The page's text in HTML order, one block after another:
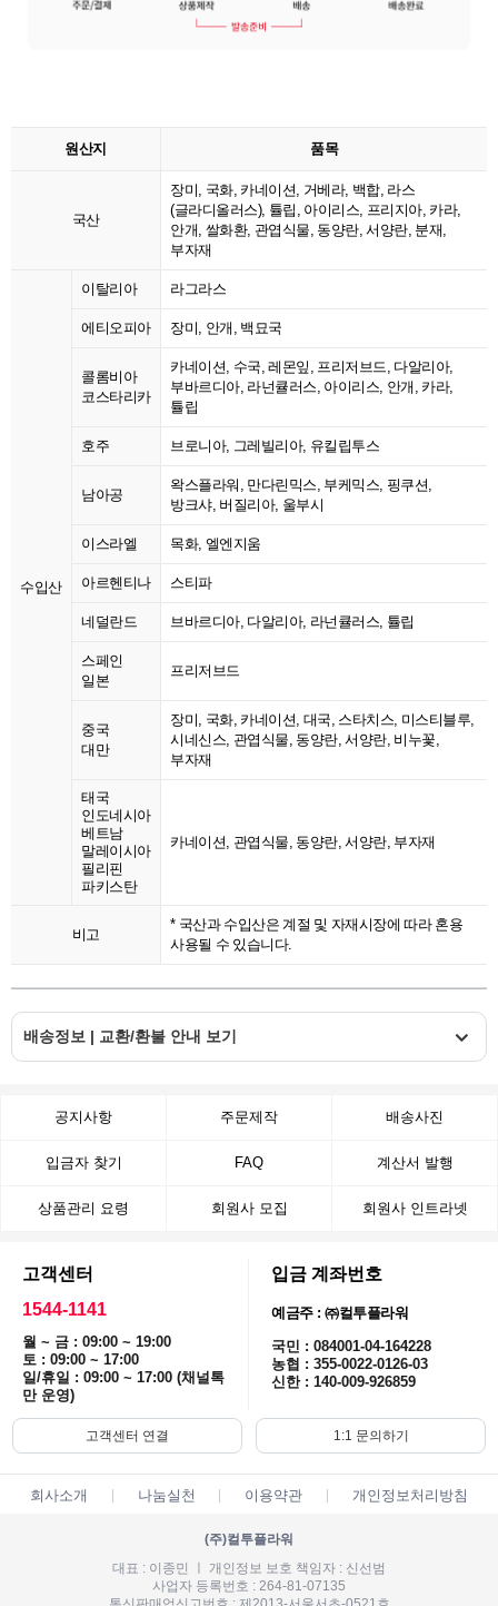
원산지 품목
국산
장미, 국화, 카네이션, 거베라, 백합, 라스
(글라디올러스), 튤립, 아이리스, 프리지아, 카라,
안개, 쌀화환, 관엽식물, 동양란, 서양란, 분재,
부자재
수입산
이탈리아 라그라스
에티오피아 장미, 안개, 백묘국
콜롬비아
코스타리카
카네이션, 수국, 레몬잎, 프리저브드, 다알리아,
부바르디아, 라넌큘러스, 아이리스, 안개, 카라,
튤립
호주 브로니아, 그레빌리아, 유킬립투스
남아공
왁스플라워, 만다린믹스, 부케믹스, 핑쿠션,
방크샤, 버질리아, 울부시
이스라엘 목화, 엘엔지움
아르헨티나 스티파
네덜란드 브바르디아, 다알리아, 라넌큘러스, 튤립
스페인
일본
프리저브드
중국
대만
장미, 국화, 카네이션, 대국, 스타치스, 미스티블루,
시네신스, 관엽식물, 동양란, 서양란, 비누꽃,
부자재
태국
인도네시아
베트남
말레이시아
필리핀
파키스탄
카네이션, 관엽식물, 동양란, 서양란, 부자재
비고
* 국산과 수입산은 계절 및 자재시장에 따라 혼용
사용될 수 있습니다.
배송정보 | 교환/환불 안내 보기
공지사항 주문제작 배송사진
입금자 찾기 FAQ 계산서 발행
상품관리 요령 회원사 모집 회원사 인트라넷
고객센터
1544-1141
월 ~ 금 : 09:00 ~ 19:00
토 : 09:00 ~ 17:00
일/휴일 : 09:00 ~ 17:00 (채널톡
만 운영)
입금 계좌번호
예금주 : ㈜컬투플라워
국민 : 084001-04-164228
농협 : 355-0022-0126-03
신한 : 140-009-926859
고객센터 연결 1:1 문의하기
회사소개 나눔실천 이용약관 개인정보처리방침
(주)컬투플라워
대표 : 이종민 ㅣ 개인정보 보호 책임자 : 신선범
사업자 등록번호 : 264-81-07135